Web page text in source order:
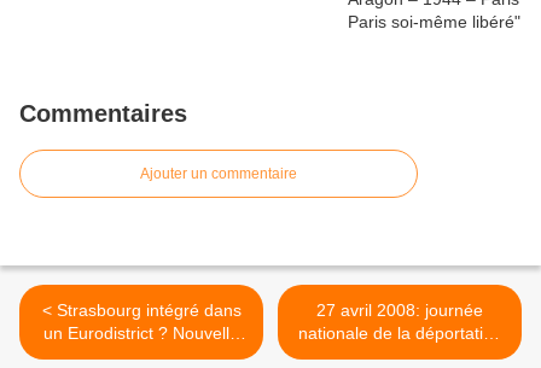
Commentaires
Ajouter un commentaire
< Strasbourg intégré dans
un Eurodistrict ? Nouvelle
tentative de démantèlement
27 avril 2008: journée
nationale de la déportation
à Paris 15ème >